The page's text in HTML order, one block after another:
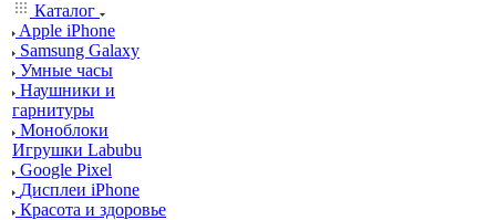
Каталог
Apple iPhone
Samsung Galaxy
Умные часы
Наушники и
гарнитуры
Моноблоки
Игрушки Labubu
Google Pixel
Дисплеи iPhone
Красота и здоровье